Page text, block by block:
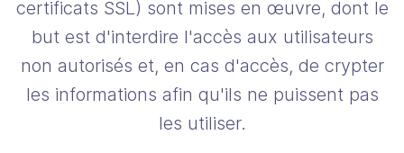
certificats SSL) sont mises en œuvre, dont le
but est d'interdire l'accès aux utilisateurs
non autorisés et, en cas d'accès, de crypter
les informations afin qu'ils ne puissent pas
les utiliser.